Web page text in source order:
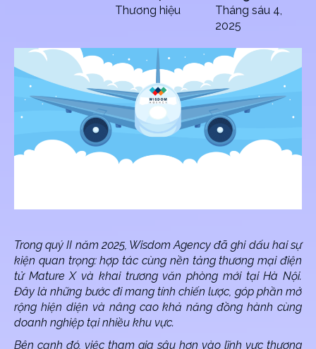
Thương hiệu
Tháng sáu 4,
2025
Trong quý II năm 2025, Wisdom Agency đã ghi dấu hai sự
kiện quan trọng: hợp tác cùng nền tảng thương mại điện
tử Mature X và khai trương văn phòng mới tại Hà Nội.
Đây là những bước đi mang tính chiến lược, góp phần mở
rộng hiện diện và nâng cao khả năng đồng hành cùng
doanh nghiệp tại nhiều khu vực.
Bên cạnh đó, việc tham gia sâu hơn vào lĩnh vực thương